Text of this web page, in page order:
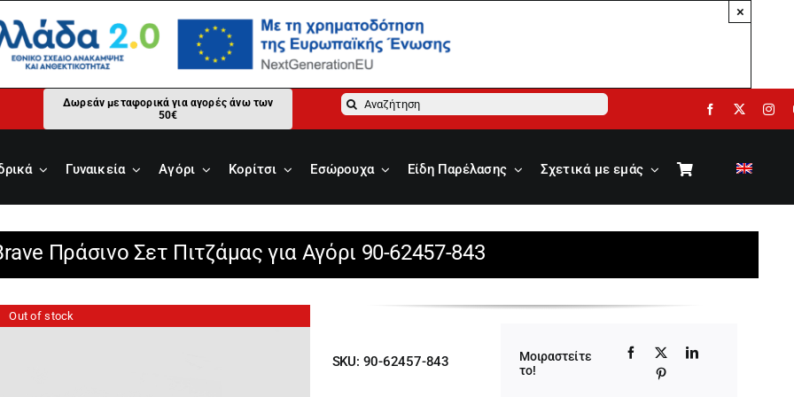
×
Δωρεάν μεταφορικά για αγορές άνω των
50€
Αναζήτηση
Γυναικεία Αγόρι Κορίτσι Εσώρουχα Είδη Παρέλασης Σχετικά με εμάς
Πράσινο Σετ Πιτζάμας για Αγόρι 90-62457-843
Out of stock
SKU: 90-62457-843
Μοιραστείτε
το!